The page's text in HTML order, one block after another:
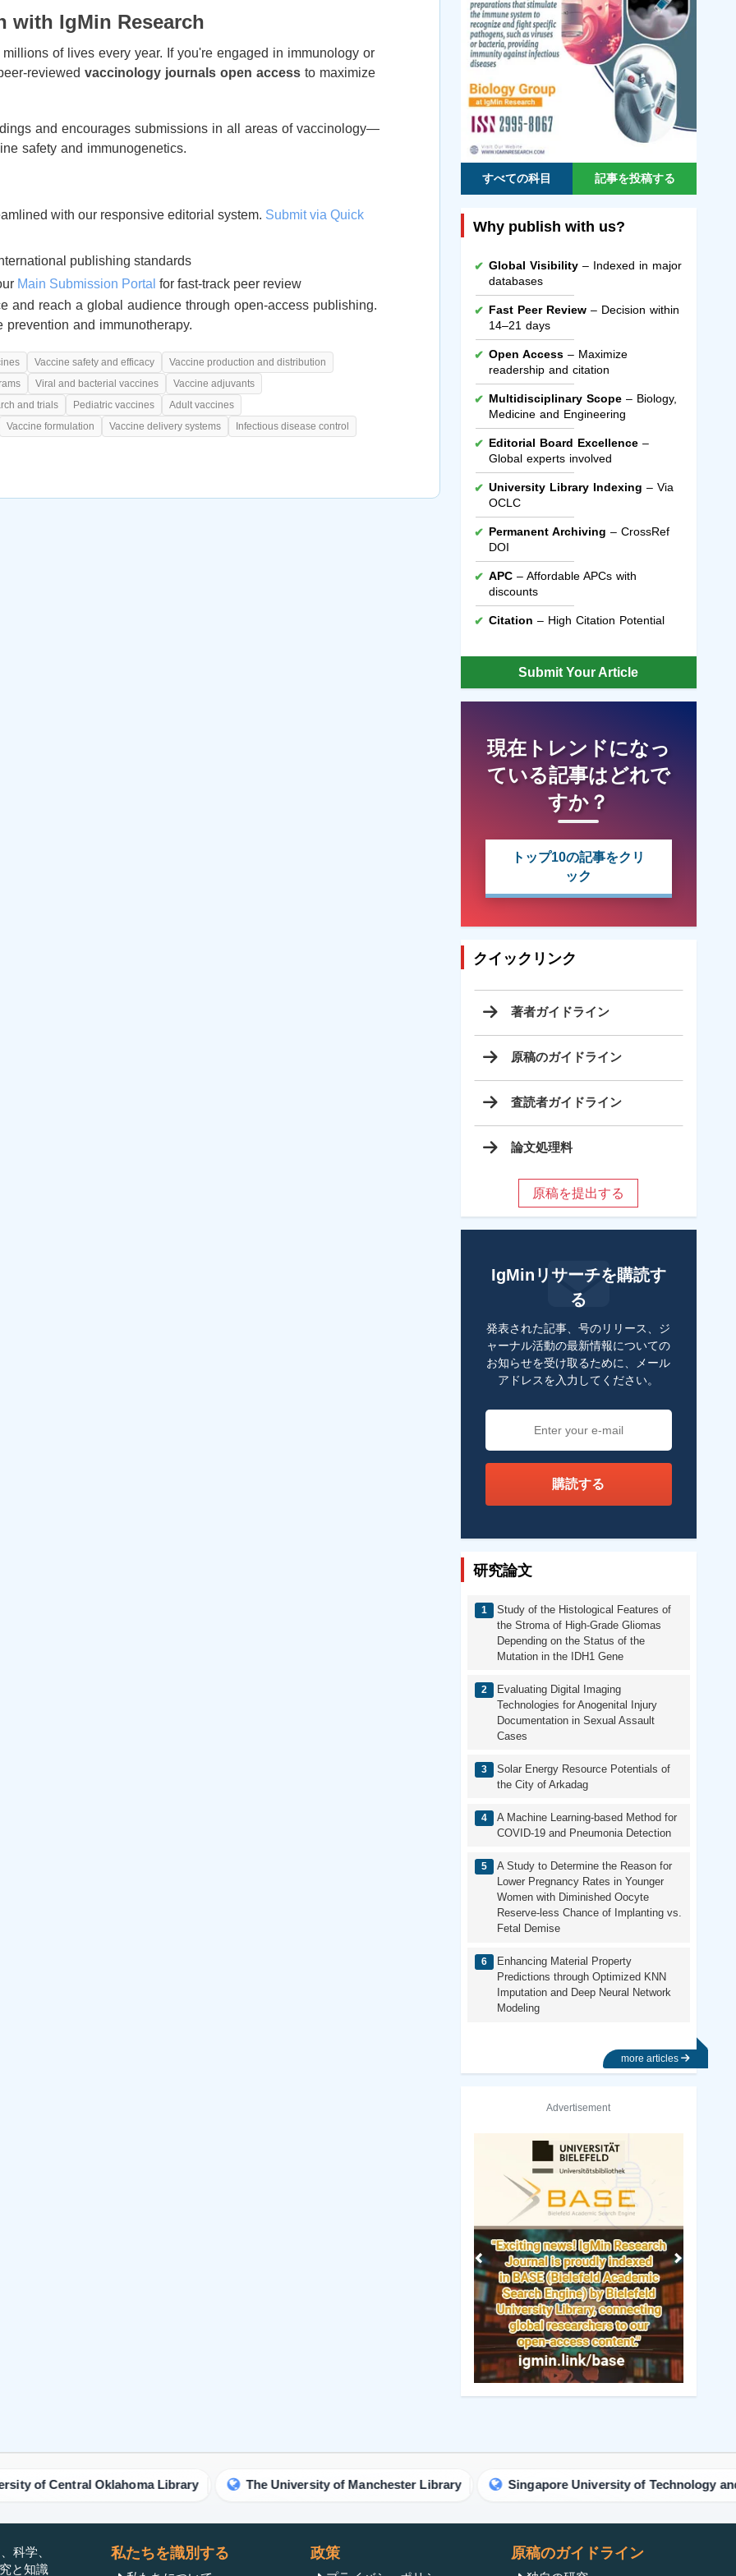
with IgMin Research
of lives every year. If you're engaged in immunology or
reviewed vaccinology journals open access to maximize
and encourages submissions in all areas of vaccinology—
safety and immunogenetics.
with our responsive editorial system. Submit via Quick
publishing standards
Main Submission Portal for fast-track peer review
and reach a global audience through open-access publishing.
and immunotherapy.
Vaccine safety and efficacy
Vaccine production and distribution
Viral and bacterial vaccines
Vaccine adjuvants
and trials Pediatric vaccines
Adult vaccines
Vaccine formulation Vaccine delivery systems
Infectious disease control
すべての科目 記事を投稿する
Why publish with us?
Global Visibility– Indexed in major
databases
Fast Peer Review– Decision within
14–21 days
Open Access– Maximize
readership and citation
Multidisciplinary Scope– Biology,
Medicine and Engineering
Editorial Board Excellence–
Global experts involved
University Library Indexing – Via
OCLC
Permanent Archiving – CrossRef
DOI
APC– Affordable APCs with
discounts
Citation – High Citation Potential
Submit Your Article
現在トレンドになっ
ている記事はどれで
すか？
トップ10の記事をクリ
ック
クイックリンク
著者ガイドライン
原稿のガイドライン
査読者ガイドライン
論文処理料
原稿を提出する
IgMinリサーチを購読す
る
発表された記事、号のリリース、ジ
ャーナル活動の最新情報についての
お知らせを受け取るために、メール
アドレスを入力してください。
購読する
研究論文
Study of the Histological Features of
the Stroma of High-Grade Gliomas
Depending on the Status of the
Mutation in the IDH1 Gene
Evaluating Digital Imaging
Technologies for Anogenital Injury
Documentation in Sexual Assault
Cases
Solar Energy Resource Potentials of
the City of Arkadag
A Machine Learning-based Method for
COVID-19 and Pneumonia Detection
A Study to Determine the Reason for
Lower Pregnancy Rates in Younger
Women with Diminished Oocyte
Reserve-less Chance of Implanting vs.
Fetal Demise
Enhancing Material Property
Predictions through Optimized KNN
Imputation and Deep Neural Network
Modeling
more articles
Advertisement
Singapore University of Technology and Design
する
編集者のガイドライン
査読者ガイドライン
編集方針
出版する
オープンアクセスポリシー
返金ポリシー
著者の苦情処理
転載ポリシー
ワードカウントポリシー
原稿のガイドライン
独自の研究
レビューレポートテンプレ
ート
議事録テンプレート
IgMin Publications Inc.